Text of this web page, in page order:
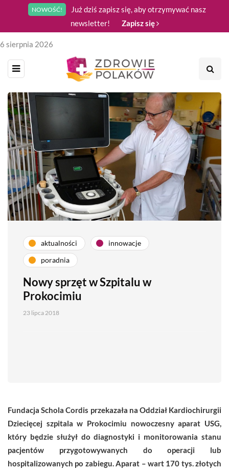
NOWOŚĆ!
Już dziś zapisz się, aby otrzymywać nasz
newsletter!
Zapisz się
6 sierpnia 2026
aktualności
innowacje
poradnia
Nowy sprzęt w Szpitalu w
Prokocimiu
23 lipca 2018
Fundacja Schola Cordis przekazała na Oddział Kardiochirurgii
Dziecięcej szpitala w Prokocimiu nowoczesny aparat USG,
który będzie służył do diagnostyki i monitorowania stanu
pacjentów przygotowywanych do operacji lub
hospitalizowanych po zabiegu. Aparat – wart 170 tys. złotych